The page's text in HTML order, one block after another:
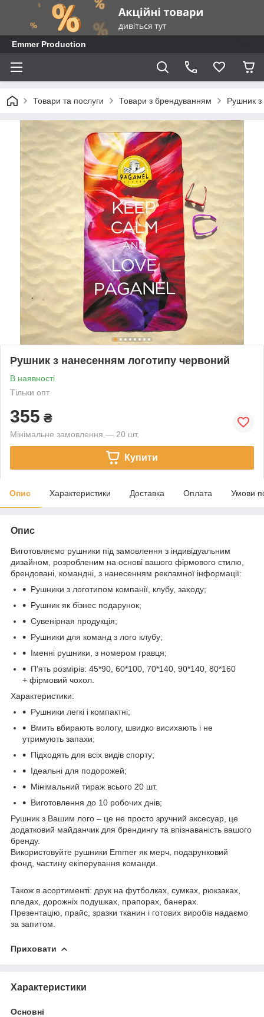
Emmer Production
Товари та послуги Товари з брендуванням Рушник з
Рушник з нанесенням логотипу червоний
В наявності
Тільки опт
355 ₴
Мінімальне замовлення — 20 шт.
Купити
Опис Характеристики Доставка Оплата Умови
Опис
Виготовляємо рушники під замовлення з індивідуальним
дизайном, розробленим на основі вашого фірмового стилю,
брендовані, командні, з нанесенням рекламної інформації:
Рушники з логотипом компанії, клубу, заходу;
Рушник як бізнес подарунок;
Сувенірная продукція;
Рушники для команд з лого клубу;
Іменні рушники, з номером гравця;
П'ять розмірів: 45*90, 60*100, 70*140, 90*140, 80*160
+ фірмовий чохол.
Характеристики:
Рушники легкі і компактні;
Вмить вбирають вологу, швидко висихають і не
утримують запахи;
Підходять для всіх видів спорту;
Ідеальні для подорожей;
Мінімальний тираж всього 20 шт.
Виготовлення до 10 робочих днів;
Рушник з Вашим лого – це не просто зручний аксесуар, це
додатковий майданчик для брендингу та впізнаваність вашого
бренду.
Використовуйте рушники Emmer як мерч, подарунковий
фонд, частину екіперування команди.
Також в асортименті: друк на футболках, сумках, рюкзаках,
пледах, дорожніх подушках, прапорах, банерах.
Презентацію, прайс, зразки тканин і готових виробів надаємо
за запитом.
Приховати
Характеристики
Основні